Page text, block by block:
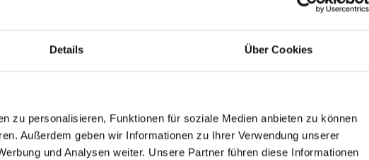
Details Über Cookies
zu personalisieren, Funktionen für soziale Medien anbieten zu können
Außerdem geben wir Informationen zu Ihrer Verwendung unserer
und Analysen weiter. Unsere Partner führen diese Informationen
Garching München / Milbertshofen-Am Hart Zirndorf Gräfelfing Planegg Fürth